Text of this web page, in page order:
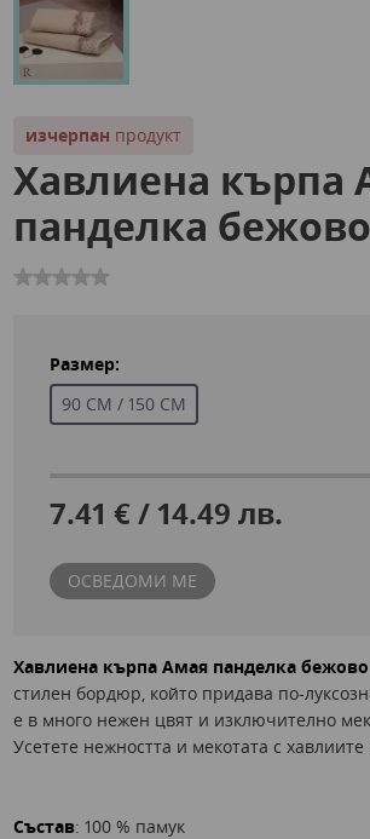
изчерпан продукт
Хавлиена кърпа
панделка бежово
Размер:
90 СМ / 150 СМ
7.41 € / 14.49 лв.
ОСВЕДОМИ МЕ
Хавлиена кърпа Амая панделка бежово
стилен бордюр, който придава по-
е в много нежен цвят и изключително
Усетете нежността и мекотата с хавлиите
Състав: 100 % памук